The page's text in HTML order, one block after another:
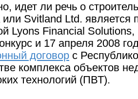
идет ли речь о
или Svitland Ltd.
Lyons Financial Solutions,
и 17 апреля 2008
договор с
комплекса объектов
технологий (ПВТ).